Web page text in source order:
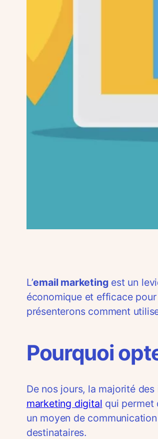
L’email marketingest un
économique et efficace
présenterons comment
Pourquoi
De nos jours, la majorité
marketing digital qui permet
un moyen de
destinataires.